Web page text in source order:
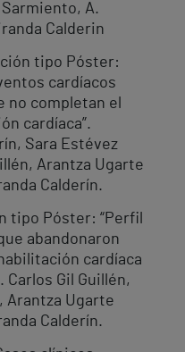
A.
Calderin
tipo Póster:
cardíacos
no completan el
cardíaca”.
Sara Estévez
Arantza Ugarte
Calderín.
tipo Póster: “Perfil
abandonaron
cardíaca
Carlos Gil Guillén,
Arantza Ugarte
Calderín.